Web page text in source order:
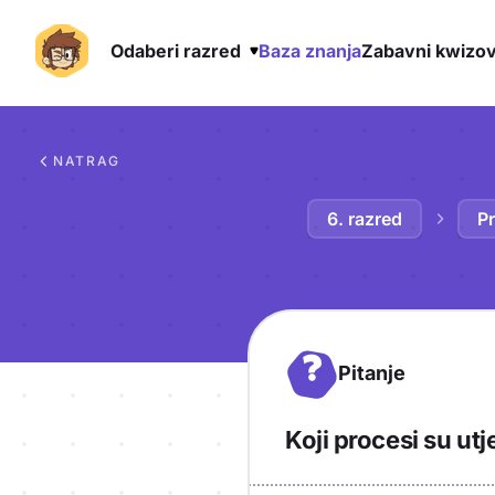
Odaberi razred Baza znanjaZabavni
NATRAG
6. razred
? Pitanje
Koji procesi su